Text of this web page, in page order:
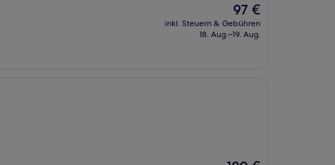
Der
Preis
beträgt
97 €
inkl. Steuern & Gebühren
18. Aug.–19. Aug.